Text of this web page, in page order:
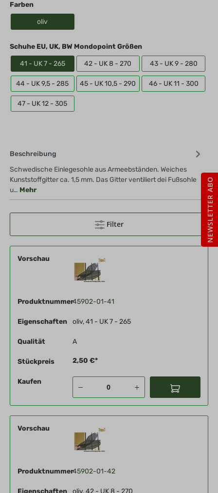
Farben
oliv
Schuhe EU, UK, BW Mondopoint Größen
41 - UK 7 - 265 42 - UK 8 - 270 43 - UK 9 - 280
44 - UK 9,5 - 285 45 - UK 10,5 - 290 46 - UK 11 - 300
47 - UK 12 - 305
Beschreibung
Schwedische Einlegesohle aus Armeebständen. Weiches
Kunststoffgitter ca. 1,5 mm. Das Gitter ventiliert dei Fußsohle
u… Mehr
Filter
Vorschau
Produktnummer45902-01-41
Eigenschaften oliv, 41 - UK 7 - 265
Qualität A
Stückpreis 2,50 €*
Kaufen
Vorschau
Produktnummer45902-01-42
NEWSLETTER ABO